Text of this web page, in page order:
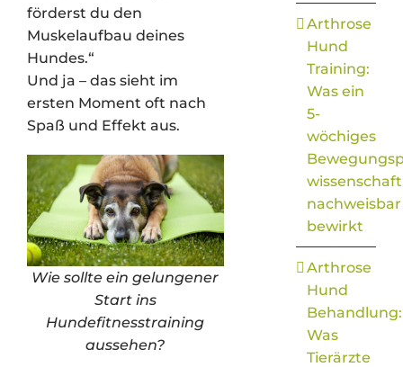
förderst du den
Muskelaufbau deines
Hundes.“
Und ja – das sieht im
ersten Moment oft nach
Spaß und Effekt aus.
Wie sollte ein gelungener
Start ins
Hundefitnesstraining
aussehen?
Arthrose
Hund
Training:
Was ein
5-
wöchiges
nachweisbar
bewirkt
Arthrose
Hund
Behandlung:
Was
Tierärzte